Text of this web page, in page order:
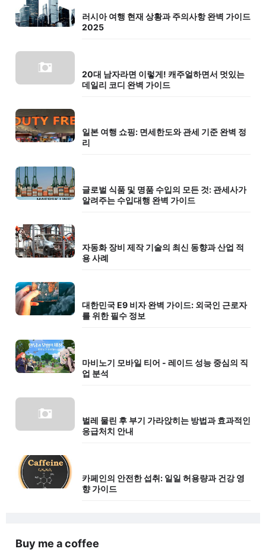
러시아 여행 현재 상황과 주의사항 완벽 가이드
2025
20대 남자라면 이렇게! 캐주얼하면서 멋있는
데일리 코디 완벽 가이드
일본 여행 쇼핑: 면세한도와 관세 기준 완벽 정
리
글로벌 식품 및 명품 수입의 모든 것: 관세사가
알려주는 수입대행 완벽 가이드
자동화 장비 제작 기술의 최신 동향과 산업 적
용 사례
대한민국 E9 비자 완벽 가이드: 외국인 근로자
를 위한 필수 정보
마비노기 모바일 티어 - 레이드 성능 중심의 직
업 분석
벌레 물린 후 부기 가라앉히는 방법과 효과적인
응급처치 안내
카페인의 안전한 섭취: 일일 허용량과 건강 영
향 가이드
Buy me a coffee